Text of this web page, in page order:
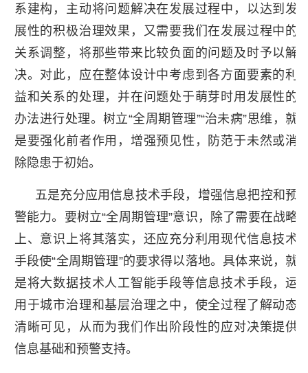
系建构，主动将问题解决在发展过程中，以达到发
展性的积极治理效果，又需要我们在发展过程中的
关系调整，将那些带来比较负面的问题及时予以解
决。对此，应在整体设计中考虑到各方面要素的利
益和关系的处理，并在问题处于萌芽时用发展性的
办法进行处理。树立“全周期管理”“治未病”思维，就
是要强化前者作用，增强预见性，防范于未然或消
除隐患于初始。
五是充分应用信息技术手段，增强信息把控和预
警能力。要树立“全周期管理”意识，除了需要在战略
上、意识上将其落实，还应充分利用现代信息技术
手段使“全周期管理”的要求得以落地。具体来说，就
是将大数据技术人工智能手段等信息技术手段，运
用于城市治理和基层治理之中，使全过程了解动态
清晰可见，从而为我们作出阶段性的应对决策提供
信息基础和预警支持。